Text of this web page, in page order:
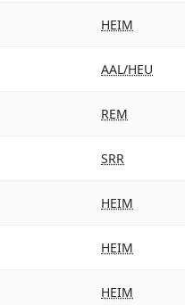
HEIM
AAL/HEU
REM
SRR
HEIM
HEIM
HEIM